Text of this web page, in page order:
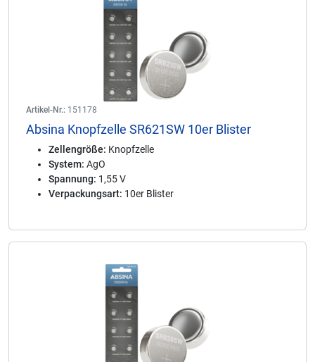
Artikel-Nr.: 151178
Absina Knopfzelle SR621SW 10er Blister
Zellengröße: Knopfzelle
System: AgO
Spannung: 1,55 V
Verpackungsart: 10er Blister